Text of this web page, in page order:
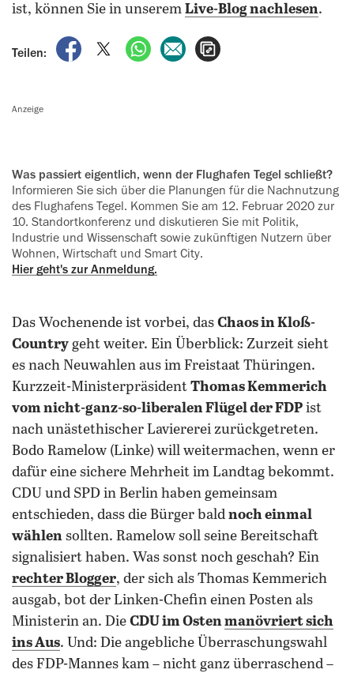
ist, können Sie in unserem Live-Blog nachlesen.
Teilen:
auf Facebook teilen
auf X teilenper WhatsApp teilen
per E-Mail teilen
Anzeige
Was passiert eigentlich, wenn der Flughafen Tegel schließt?
Informieren Sie sich über die Planungen für die Nachnutzung
des Flughafens Tegel. Kommen Sie am 12. Februar 2020 zur
10. Standort­konferenz und diskutieren Sie mit Politik,
Industrie und Wissenschaft sowie zukünftigen Nutzern über
Wohnen, Wirtschaft und Smart City.
Hier geht's zur Anmeldung.
Das Wochenende ist vorbei, das Chaos in Kloß-
Country geht weiter. Ein Überblick: Zurzeit sieht
es nach Neuwahlen aus im Freistaat Thüringen.
Kurzzeit-Ministerpräsident Thomas Kemmerich
vom nicht-ganz-so-liberalen Flügel der FDP ist
nach unästethischer Laviererei zurückgetreten.
Bodo Ramelow (Linke) will weitermachen, wenn er
dafür eine sichere Mehrheit im Landtag bekommt.
CDU und SPD in Berlin haben gemeinsam
entschieden, dass die Bürger bald noch einmal
wählen sollten. Ramelow soll seine Bereitschaft
signalisiert haben. Was sonst noch geschah? Ein
rechter Blogger, der sich als Thomas Kemmerich
ausgab, bot der Linken-Chefin einen Posten als
Ministerin an. Die CDU im Ostenmanövriert sich
ins Aus. Und: Die angebliche Überraschungswahl
des FDP-Mannes kam – nicht ganz überraschend –